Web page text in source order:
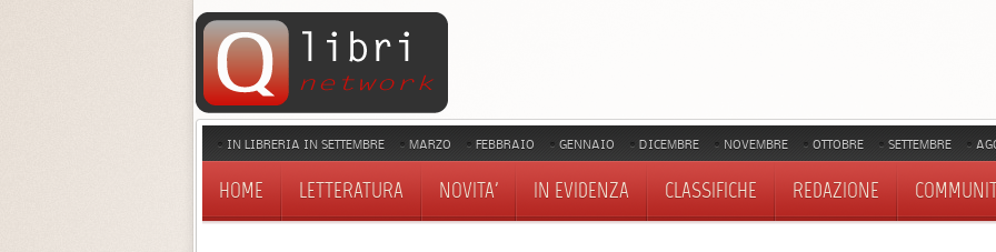
IN LIBRERIA IN SETTEMBRE MARZO FEBBRAIO GENNAIO DICEMBRE NOVEMBRE OTTOBRE SETTEMBRE
HOME LETTERATURA NOVITA' IN EVIDENZA CLASSIFICHE REDAZIONE